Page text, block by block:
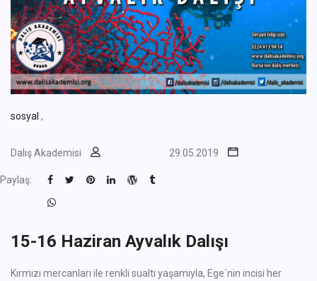
sosyal ,
Dalış Akademisi 29.05.2019
Paylaş:
15-16 Haziran Ayvalık Dalışı
Kırmızı mercanları ile renkli sualtı yaşamıyla, Ege`nin incisi her